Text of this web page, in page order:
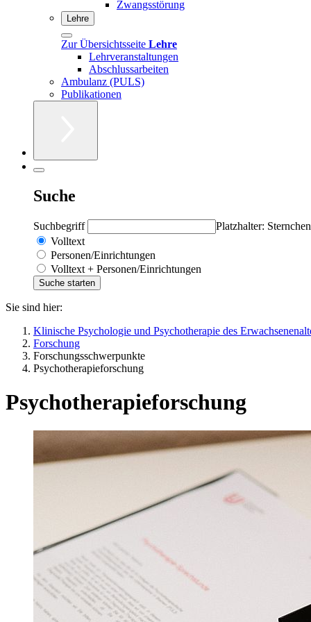
Zwangsstörung
Lehre
Zur Übersichtsseite Lehre
Lehrveranstaltungen
Abschlussarbeiten
Ambulanz (PULS)
Publikationen
Suche
Suchbegriff
Platzhalter:
Volltext
Personen/Einrichtungen
Volltext + Personen/Einrichtungen
Sie sind hier:
Klinische Psychologie und Psychotherapie des
Forschung
Forschungsschwerpunkte
Psychotherapieforschung
Psychotherapieforschung